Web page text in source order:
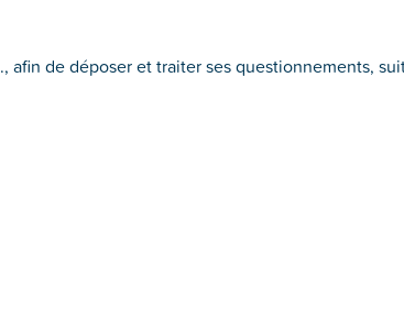
afin de déposer et traiter ses questionnements,